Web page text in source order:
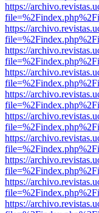
https://
https://
https://
https://
https://
https://
https://
https://
https://
https://